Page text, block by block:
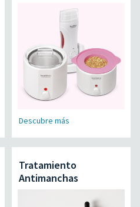
Descubre más
Tratamiento
Antimanchas